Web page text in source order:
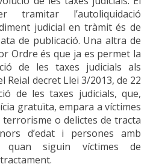
l’autoliquidació
judicial en tràmit és de
de publicació. Una altra de
Ordre és que ja es permet la
de les taxes judicials als
Reial decret Llei 3/2013, de 22
de les taxes judicials, que,
gratuïta, empara a víctimes
o delictes de tracta
d’edat i persones amb
quan siguin víctimes de